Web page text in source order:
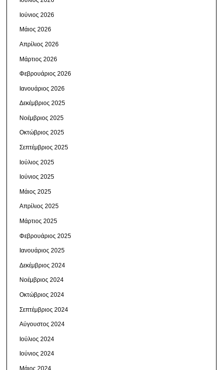
Ιούνιος 2026
Μάιος 2026
Απρίλιος 2026
Μάρτιος 2026
Φεβρουάριος 2026
Ιανουάριος 2026
Δεκέμβριος 2025
Νοέμβριος 2025
Οκτώβριος 2025
Σεπτέμβριος 2025
Ιούλιος 2025
Ιούνιος 2025
Μάιος 2025
Απρίλιος 2025
Μάρτιος 2025
Φεβρουάριος 2025
Ιανουάριος 2025
Δεκέμβριος 2024
Νοέμβριος 2024
Οκτώβριος 2024
Σεπτέμβριος 2024
Αύγουστος 2024
Ιούλιος 2024
Ιούνιος 2024
Μάιος 2024